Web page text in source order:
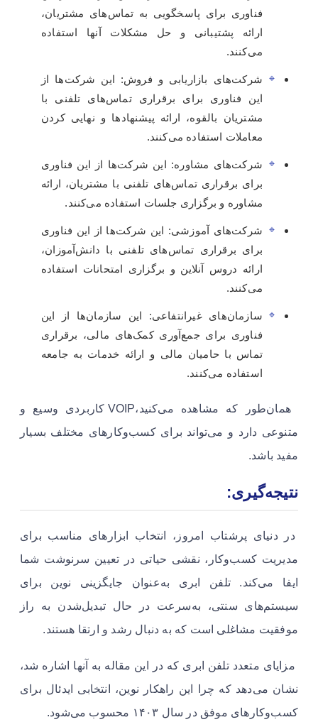
فناوری برای پاسخگویی به تماس‌های مشتریان،
ارائه پشتیبانی و حل مشکلات آنها استفاده
می‌کنند.
شرکت‌های بازاریابی و فروش: این شرکت‌ها از
این فناوری برای برقراری تماس‌های تلفنی با
مشتریان بالقوه، ارائه پیشنهادها و نهایی کردن
معاملات استفاده می‌کنند.
شرکت‌های مشاوره: این شرکت‌ها از این فناوری
برای برقراری تماس‌های تلفنی با مشتریان، ارائه
مشاوره و برگزاری جلسات استفاده می‌کنند.
شرکت‌های آموزشی: این شرکت‌ها از این فناوری
برای برقراری تماس‌های تلفنی با دانش‌آموزان،
ارائه دروس آنلاین و برگزاری امتحانات استفاده
می‌کنند.
سازمان‌های غیرانتفاعی: این سازمان‌ها از این
فناوری برای جمع‌آوری کمک‌های مالی، برقراری
تماس با حامیان مالی و ارائه خدمات به جامعه
استفاده می‌کنند.
همان‌طور که مشاهده می‌کنید،VOIP کاربردی وسیع و
متنوعی دارد و می‌تواند برای کسب‌وکارهای مختلف بسیار
مفید باشد.
نتیجه‌گیری:
در دنیای پرشتاب امروز، انتخاب ابزارهای مناسب برای
مدیریت کسب‌وکار، نقشی حیاتی در تعیین سرنوشت شما
ایفا می‌کند. تلفن ابری به‌عنوان جایگزینی نوین برای
سیستم‌های سنتی، به‌سرعت در حال تبدیل‌شدن به راز
موفقیت مشاغلی است که به دنبال رشد و ارتقا هستند.
مزایای متعدد تلفن ابری که در این مقاله به آنها اشاره شد،
نشان می‌دهد که چرا این راهکار نوین، انتخابی ایدئال برای
کسب‌وکارهای موفق در سال ۱۴۰۳ محسوب می‌شود.